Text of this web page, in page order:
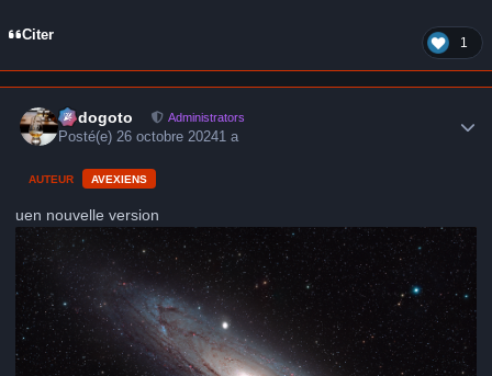
Citer 1
frédogoto Administrators
Posté(e)26 octobre 20241 a
AUTEUR AVEXIENS
uen nouvelle version